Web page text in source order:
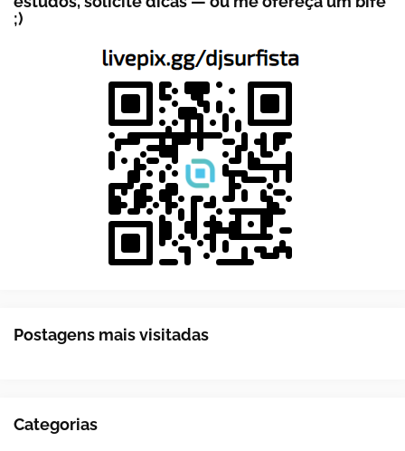
;)
Postagens mais visitadas
Categorias